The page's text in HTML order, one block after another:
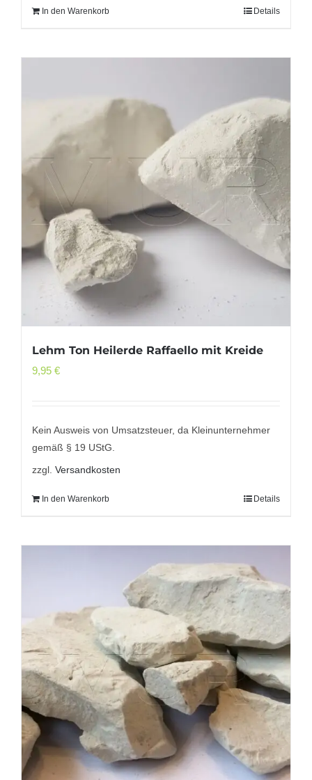
In den Warenkorb Details
Lehm Ton Heilerde Raffaello mit Kreide
9,95 €
Kein Ausweis von Umsatzsteuer, da Kleinunternehmer
gemäß § 19 UStG.
zzgl. Versandkosten
In den Warenkorb Details